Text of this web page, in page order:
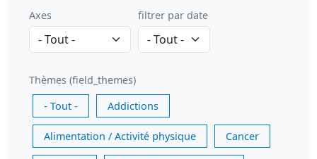
Axes filtrer par date
Thèmes (field_themes)
- Tout -
Addictions
Alimentation / Activité physique Cancer